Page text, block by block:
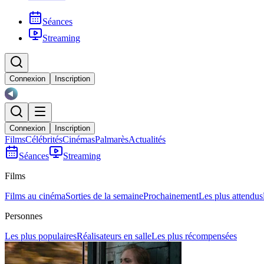
Séances
Streaming
Connexion Inscription
Connexion Inscription
FilmsCélébritésCinémasPalmarèsActualités
Séances
Streaming
Films
Films au cinémaSorties de la semaineProchainementLes plus attendus
Personnes
Les plus populairesRéalisateurs en salleLes plus récompensées